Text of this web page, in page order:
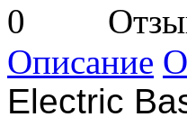
Описание
Electric